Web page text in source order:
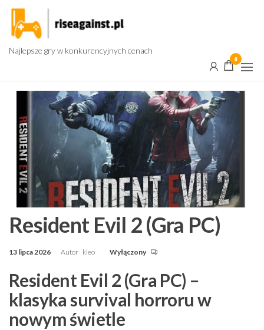
Przejdź
treści
Najlepsze gry w konkurencyjnych cenach
0
Resident Evil 2 (Gra PC)
13 lipca 2026 Autor kleo Wyłączony
Resident Evil 2 (Gra PC) –
klasyka survival horroru w
nowym świetle